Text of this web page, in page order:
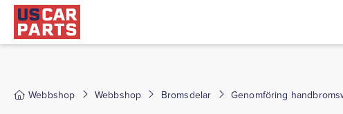
Webbshop Webbshop Bromsdelar Genomföring